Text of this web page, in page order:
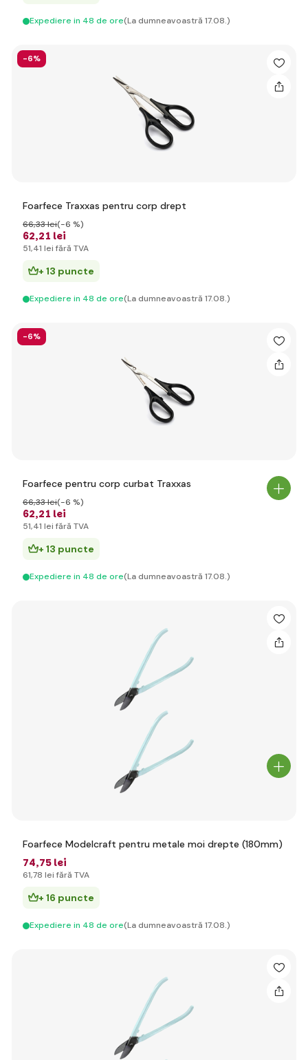
Expediere in 48 de ore(La dumneavoastră 17.08.)
-6%
Foarfece Traxxas pentru corp drept
62,21 lei
66,33 lei(-6 %)
51,41 lei fără TVA
+ 13 puncte
Expediere in 48 de ore(La dumneavoastră 17.08.)
-6%
Foarfece pentru corp curbat Traxxas
62,21 lei
66,33 lei(-6 %)
51,41 lei fără TVA
+ 13 puncte
Expediere in 48 de ore(La dumneavoastră 17.08.)
Foarfece Modelcraft pentru metale moi drepte (180mm)
74,75 lei
61,78 lei fără TVA
+ 16 puncte
Expediere in 48 de ore(La dumneavoastră 17.08.)